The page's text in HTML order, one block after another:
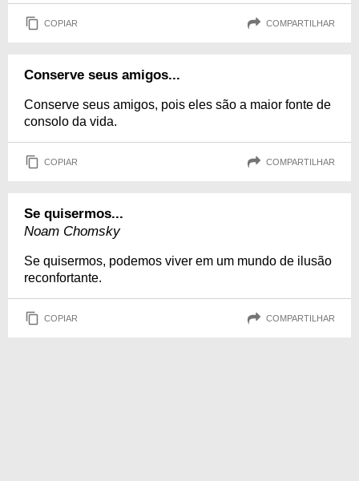
COPIAR COMPARTILHAR
Conserve seus amigos...
Conserve seus amigos, pois eles são a maior fonte de
consolo da vida.
COPIAR COMPARTILHAR
Se quisermos...
Noam Chomsky
Se quisermos, podemos viver em um mundo de ilusão
reconfortante.
COPIAR COMPARTILHAR